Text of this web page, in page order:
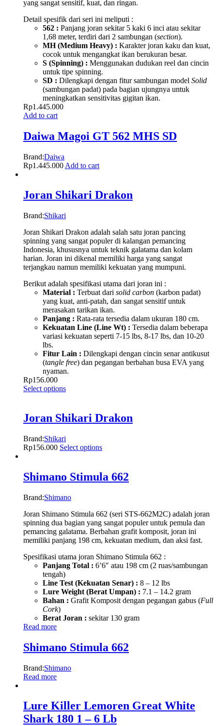
yang sangat sensitif, kuat, dan ringan.
Detail spesifik dari seri ini meliputi :
562 : Panjang joran sekitar 5 kaki 6 inci atau sekitar
1,68 meter, terdiri dari 2 sambungan (section).
MH (Medium Heavy) : Karakter joran kaku dan kuat,
cocok untuk mengangkat ikan berukuran besar.
S (Spinning) : Menggunakan dudukan reel dan cincin
untuk tipe spinning.
SD : Dilengkapi dengan fitur sambungan model Solid
(sambungan padat) pada bagian ujungnya untuk
meningkatkan sensitivitas gigitan ikan.
Rp1.445.000
Add to cart
Daiwa Magoi GT 562 MHS SD
Brand:Daiwa
Rp1.445.000 Add to cart
Joran Shikari Drakon
Brand:Shikari
Joran Shikari Drakon adalah salah satu joran pancing
spinning yang sangat populer di kalangan pemancing
Indonesia, khususnya untuk teknik galatama dan kolam
harian. Joran ini dikenal memiliki harga yang sangat
terjangkau namun memiliki kekuatan yang mumpuni.
Berikut adalah spesifikasi utama dari joran ini :
Material : Terbuat dari solid carbon (karbon padat)
yang kuat, anti-patah, dan sangat sensitif untuk
merasakan tarikan ikan.
Panjang : Rata-rata tersedia dalam ukuran 180 cm.
Kekuatan Line (Line Wt) : Tersedia dalam beberapa
variasi kekuatan seperti 7-15 lbs, 8-17 lbs, dan 10-20
lbs.
Fitur Lain : Dilengkapi dengan cincin senar antikusut
(tangle free) dan pegangan berbahan busa EVA yang
nyaman.
Rp156.000
Select options
Joran Shikari Drakon
Brand:Shikari
Rp156.000 Select options
Shimano Stimula 662
Brand:Shimano
Joran Shimano Stimula 662 (seri STS-662M2C) adalah joran
spinning dua bagian yang sangat populer untuk pemula dan
pemancing galatama. Berbahan grafit komposit, joran ini
memiliki panjang 198 cm, kekuatan medium, dan aksi fast.
Spesifikasi utama joran Shimano Stimula 662 :
Panjang Total : 6’6″ atau 198 cm (2 ruas/sambungan
tengah)
Line Test (Kekuatan Senar) : 8 – 12 lbs
Lure Weight (Berat Umpan) : 7.1 – 14.2 gram
Bahan : Grafit Komposit dengan pegangan gabus (Full
Cork)
Berat Joran : sekitar 130 gram
Read more
Shimano Stimula 662
Brand:Shimano
Read more
Lure Killer Lemoren Great White
Shark 180 1 – 6 Lb